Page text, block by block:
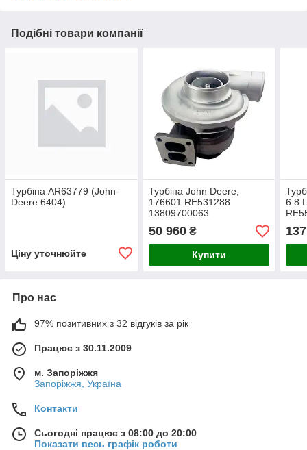
Подібні товари компанії
Турбіна AR63779 (John-
Deere 6404)
Ціну уточнюйте
Турбіна John Deere,
176601 RE531288
13809700063
13809700114 джон дир
177349 177350 177514
176616 SE501681
DZ107131
50 960₴
Купити
6.8
Про нас
97% позитивних з 32 відгуків за рік
Працює з 30.11.2009
м. Запоріжжя
Запоріжжя, Україна
Контакти
Сьогодні працює з 08:00 до 20:00
Показати весь графік роботи